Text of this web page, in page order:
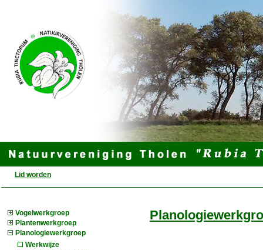
Lid worden
Vogelwerkgroep
Plantenwerkgroep
Planologiewerkgroep
Werkwijze